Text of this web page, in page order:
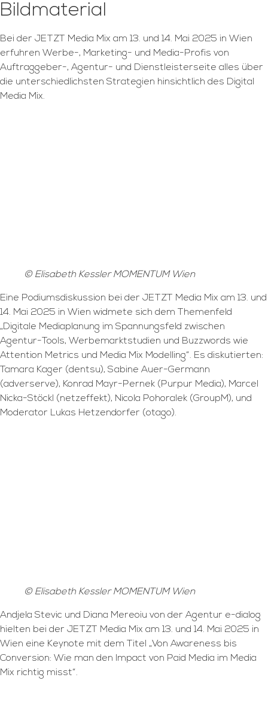
Bildmaterial
Bei der JETZT Media Mix am 13. und 14. Mai 2025 in Wien
erfuhren Werbe-, Marketing- und Media-Profis von
Auftraggeber-, Agentur- und Dienstleisterseite alles über
die unterschiedlichsten Strategien hinsichtlich des Digital
Media Mix.
© Elisabeth Kessler MOMENTUM Wien
Eine Podiumsdiskussion bei der JETZT Media Mix am 13. und
14. Mai 2025 in Wien widmete sich dem Themenfeld
„Digitale Mediaplanung im Spannungsfeld zwischen
Agentur-Tools, Werbemarktstudien und Buzzwords wie
Attention Metrics und Media Mix Modelling“. Es diskutierten:
Tamara Kager (dentsu), Sabine Auer-Germann
(adverserve), Konrad Mayr-Pernek (Purpur Media), Marcel
Nicka-Stöckl (netzeffekt), Nicola Pohoralek (GroupM), und
Moderator Lukas Hetzendorfer (otago).
© Elisabeth Kessler MOMENTUM Wien
Andjela Stevic und Diana Mereoiu von der Agentur e-dialog
hielten bei der JETZT Media Mix am 13. und 14. Mai 2025 in
Wien eine Keynote mit dem Titel „Von Awareness bis
Conversion: Wie man den Impact von Paid Media im Media
Mix richtig misst“.